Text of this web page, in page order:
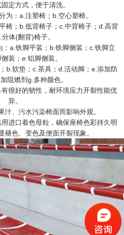
定方式，便于清洗。
为：a.注塑椅；b.空心塑椅。
椅；b.低背椅子；c.中背椅子；d.高背
体(翻背)椅子。
a.铁脚平装；b.铁脚侧装；c.铁脚立
装；e.铝脚侧装。
b.软垫；c.茶具；d.活动脚；e.添加防
阻燃剂g.多种颜色。
很好的韧性，耐环境应力开裂性能优
异。
汁、污水污染椅面而影响外观。
进口着色母粒，确保座椅色彩持久明
褪色、变色及便面开裂现象。